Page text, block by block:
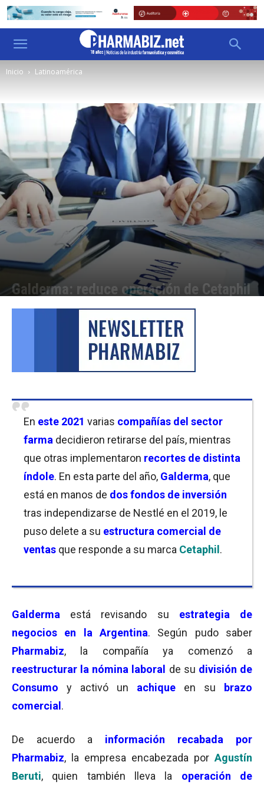
Inicio Latinoamérica
Galderma: reduce operación de Cetaphil
Por Florencia Costas - 05/11/2021 11:30
En este 2021 varias compañías del sector
farma decidieron retirarse del país, mientras
que otras implementaron recortes de distinta
índole. En esta parte del año, Galderma, que
está en manos de dos fondos de inversión
tras independizarse de Nestlé en el 2019, le
puso delete a su estructura comercial de
ventas que responde a su marca Cetaphil .
Galderma está revisando su estrategia de
negocios en la Argentina. Según pudo saber
Pharmabiz, la compañía ya comenzó a
reestructurar la nómina laboral
de su división de
Consumo y activó un achique en su
brazo
comercial .
De acuerdo a información recabada por
Pharmabiz, la empresa encabezada por Agustín
Beruti, quien también lleva la operación de